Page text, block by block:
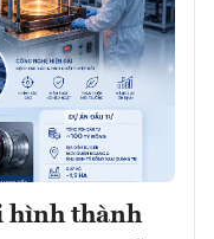
hình thành